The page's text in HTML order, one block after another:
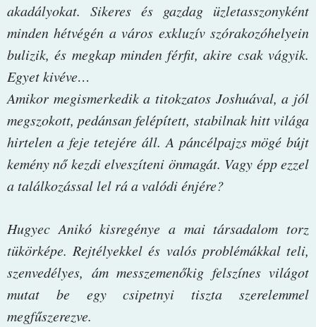
akadályokat. Sikeres és gazdag üzletasszonyként
minden hétvégén a város exkluzív szórakozóhelyein
bulizik, és megkap minden férfit, akire csak vágyik.
Egyet kivéve…
Amikor megismerkedik a titokzatos Joshuával, a jól
megszokott, pedánsan felépített, stabilnak hitt világa
hirtelen a feje tetejére áll. A páncélpajzs mögé bújt
kemény nő kezdi elveszíteni önmagát. Vagy épp ezzel
a találkozással lel rá a valódi énjére?
Hugyec Anikó kisregénye a mai társadalom torz
tükörképe. Rejtélyekkel és valós problémákkal teli,
szenvedélyes, ám messzemenőkig felszínes világot
mutat be egy csipetnyi tiszta szerelemmel
megfűszerezve.